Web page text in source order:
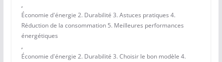
,
Économie d'énergie 2. Durabilité 3. Astuces pratiques 4.
Réduction de la consommation 5. Meilleures performances
énergétiques
,
Économie d'énergie 2. Durabilité 3. Choisir le bon modèle 4.